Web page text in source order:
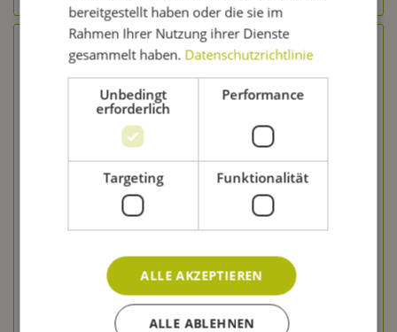
Muntons Beerkit Enhancer 1 kg
1 Kilogramm
bereitgestellt haben oder die sie im
Rahmen Ihrer Nutzung ihrer Dienste
gesammelt haben. Datenschutzrichtlinie
Unbedingt
erforderlich
Performance
Targeting Funktionalität
ALLE AKZEPTIEREN
ALLE ABLEHNEN